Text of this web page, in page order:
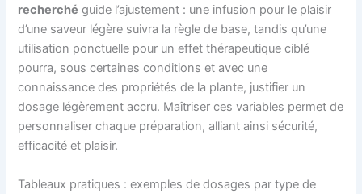
recherché guide l’ajustement : une infusion pour le plaisir
d’une saveur légère suivra la règle de base, tandis qu’une
utilisation ponctuelle pour un effet thérapeutique ciblé
pourra, sous certaines conditions et avec une
connaissance des propriétés de la plante, justifier un
dosage légèrement accru. Maîtriser ces variables permet de
personnaliser chaque préparation, alliant ainsi sécurité,
efficacité et plaisir.
Tableaux pratiques : exemples de dosages par type de